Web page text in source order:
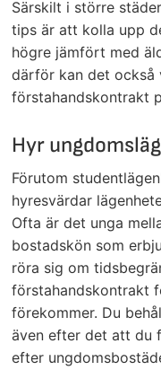
Särskilt i större
tips är att kolla upp
högre jämfört med
därför kan det också
förstahandskontrakt
Hyr
Förutom
hyresvärdar
Ofta är det unga
bostadskön som
röra sig om
förstahandskontrakt
förekommer. Du
även efter det att du
efter